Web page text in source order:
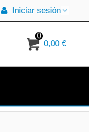
Iniciar sesión
0
0,00 €